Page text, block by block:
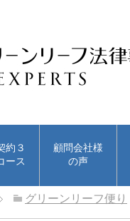
約３
ース
顧問会社様
の声
グリーンリーフ便り